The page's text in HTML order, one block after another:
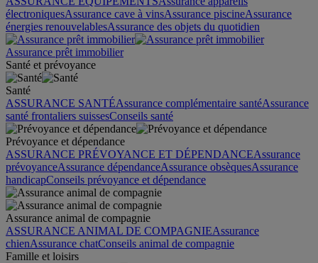
électroniquesAssurance cave à vinsAssurance piscineAssurance
énergies renouvelablesAssurance des objets du quotidien
Assurance prêt immobilier
Santé et prévoyance
Santé
ASSURANCE SANTÉAssurance complémentaire santéAssurance
santé frontaliers suissesConseils santé
Prévoyance et dépendance
ASSURANCE PRÉVOYANCE ET DÉPENDANCEAssurance
prévoyanceAssurance dépendanceAssurance obsèquesAssurance
handicapConseils prévoyance et dépendance
Assurance animal de compagnie
ASSURANCE ANIMAL DE COMPAGNIEAssurance
chienAssurance chatConseils animal de compagnie
Famille et loisirs